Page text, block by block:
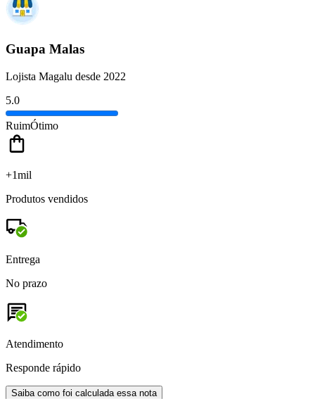
Guapa Malas
Lojista Magalu desde 2022
5.0
RuimÓtimo
+1mil
Produtos vendidos
Entrega
No prazo
Atendimento
Responde rápido
Saiba como foi calculada essa nota